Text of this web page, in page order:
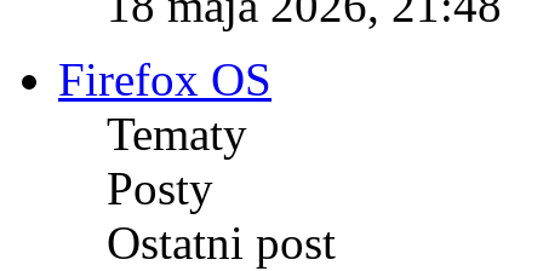
Firefox OS
Tematy
Posty
Ostatni post